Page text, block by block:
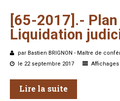
[65-2017].- Plan
Liquidation
par Bastien BRIGNON - Maître de
le 22 septembre 2017
Affichages
Lire la suite